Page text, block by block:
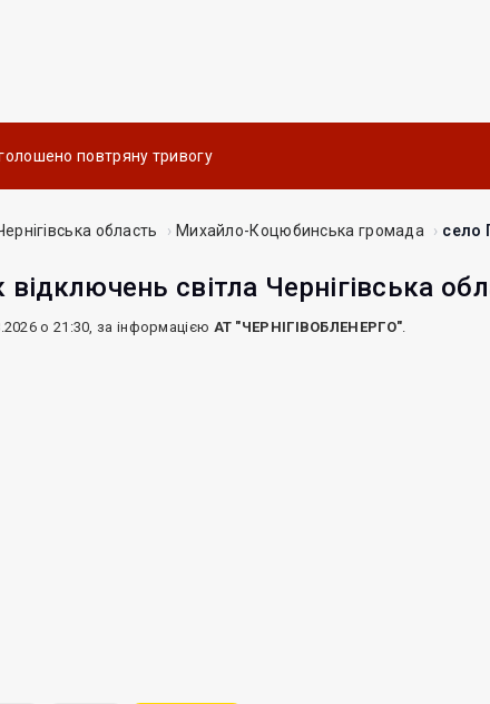
повтряну тривогу
область Михайло-Коцюбинська громада село
відключень світла Чернігівська
о 21:30, за інформацією АТ "ЧЕРНІГІВОБЛЕНЕРГО".